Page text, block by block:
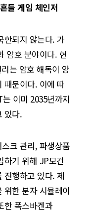
들 게임 체인저
한되지 않는다. 가
암호 분야이다. 현
는 암호 해독이 양
때문이다. 이에 따
이미 2035년까지
있다.
크 관리, 파생상품
하기 위해 JP모건
진행하고 있다. 제
위한 분자 시뮬레이
한 폭스바겐과